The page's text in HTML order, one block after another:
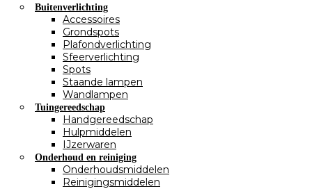
Buitenverlichting
Accessoires
Grondspots
Plafondverlichting
Sfeerverlichting
Spots
Staande lampen
Wandlampen
Tuingereedschap
Handgereedschap
Hulpmiddelen
IJzerwaren
Onderhoud en reiniging
Onderhoudsmiddelen
Reinigingsmiddelen